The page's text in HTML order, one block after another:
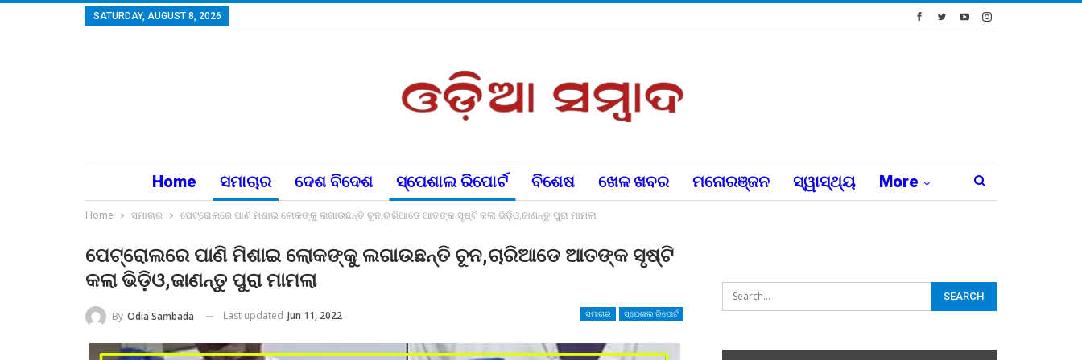
SATURDAY, AUGUST 8, 2026
Home ସମାଚାର ଦେଶ ବିଦେଶ ସ୍ପେଶାଲ ରିପୋର୍ଟ ବିଶେଷ ଖେଳ ଖବର ମନୋରଞ୍ଜନ ସ୍ୱାସ୍ଥ୍ୟ More
Home ସମାଚାର ପେଟ୍ରୋଲରେ ପାଣି ମିଶାଇ ଲୋକଙ୍କୁ ଲଗାଉଛନ୍ତି ଚୂନ,ଚାରିଆଡେ ଆତଙ୍କ ସୃଷ୍ଟି କଲା ଭିଡ଼ିଓ,ଜାଣନ୍ତୁ ପୁରା ମାମଲା
ପେଟ୍ରୋଲରେ ପାଣି ମିଶାଇ ଲୋକଙ୍କୁ ଲଗାଉଛନ୍ତି ଚୂନ,ଚାରିଆଡେ ଆତଙ୍କ ସୃଷ୍ଟି
କଲା ଭିଡ଼ିଓ,ଜାଣନ୍ତୁ ପୁରା ମାମଲା
ସମାଚାର ସ୍ପେଶାଲ ରିପୋର୍ଟ
By Odia Sambada Last updated Jun 11, 2022